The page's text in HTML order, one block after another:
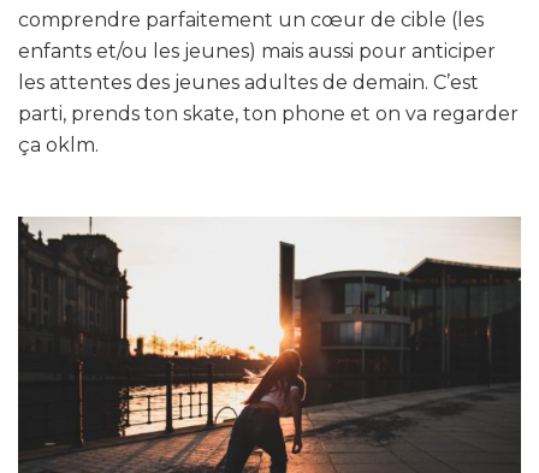
comprendre parfaitement un cœur de cible (les
enfants et/ou les jeunes) mais aussi pour anticiper
les attentes des jeunes adultes de demain. C’est
parti, prends ton skate, ton phone et on va regarder
ça oklm.